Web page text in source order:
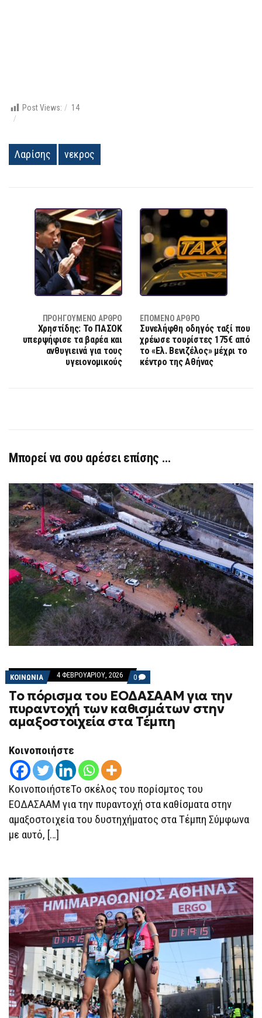
Post Views: 14
Λαρίσης νεκρος
ΠΡΟΗΓΟΎΜΕΝΟ ΆΡΘΡΟ
Χρηστίδης: Το ΠΑΣΟΚ
υπερψήφισε τα βαρέα και
ανθυγιεινά για τους
υγειονομικούς
ΕΠΌΜΕΝΟ ΆΡΘΡΟ
Συνελήφθη οδηγός ταξί που
χρέωσε τουρίστες 175€ από
το «Ελ. Βενιζέλος» μέχρι το
κέντρο της Αθήνας
Μπορεί να σου αρέσει επίσης …
ΚΟΙΝΩΝΙΑ 4 ΦΕΒΡΟΥΑΡΊΟΥ, 2026 0 COMMENTS
ON
ΤΟ
ΠΌΡΙΣΜΑ
ΤΟΥ
ΕΟΔΑΣΑΑΜ
ΣΤΑ
ΤΈΜΠΗ
Το πόρισμα του ΕΟΔΑΣΑΑΜ για την
πυραντοχή των καθισμάτων στην
αμαξοστοιχεία στα Τέμπη
Κοινοποιήστε
ΚοινοποιήστεΤο σκέλος του πορίσμτος του
ΕΟΔΑΣΑΑΜ για την πυραντοχή στα καθίσματα στην
αμαξοστοιχεία του δυστηχήματος στα Τέμπη Σύμφωνα
με αυτό, […]